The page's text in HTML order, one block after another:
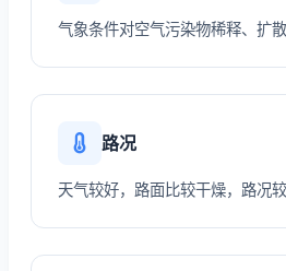
气象条件对空气污染物稀释、扩
路况
天气较好，路面比较干燥，路况较